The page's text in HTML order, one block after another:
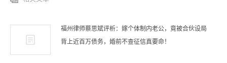
福州律师蔡思斌评析：嫁个体制内老公，竟被合伙设局
背上近百万债务，婚前不查征信真要命！